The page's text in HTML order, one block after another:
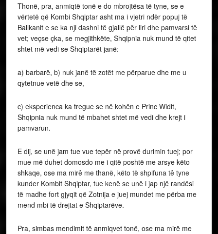
Thonë, pra, anmiqtë tonë e do mbrojtësa të tyne, se e
vërtetë që Kombi Shqiptar asht ma i vjetri ndër popuj të
Ballkanit e se ka nji dashni të gjallë për liri dhe pamvarsi të
vet; veçse çka, se megjithkëte, Shqipnia nuk mund të qitet
shtet më vedi se Shqiptarët janë:
a) barbarë, b) nuk janë të zotët me përparue dhe me u
qytetnue vetë dhe se,
c) eksperienca ka tregue se në kohën e Princ Widit,
Shqipnia nuk mund të mbahet shtet më vedi dhe krejt i
pamvarun.
E dij, se unë jam tue vue tepër në provë durimin tuej; por
mue më duhet domosdo me i qitë poshtë me arsye këto
shkaqe, ose ma mirê me thanë, këto të shpifuna tê tyne
kunder Kombit Shqiptar, tue kenë se unë i jap një randësi
të madhe fort gjyqit që Zotnija e juej mundet me përba me
mend mbi të drejtat e Shqiptarëve.
Pra, simbas mendimit të anmiqvet tonë, ose ma mirë me